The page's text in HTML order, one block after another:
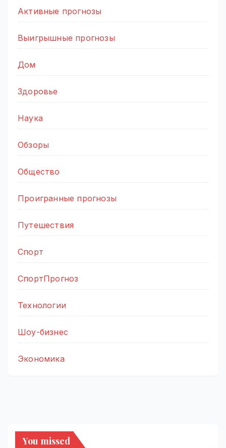
Активные прогнозы
Выигрышные прогнозы
Дом
Здоровье
Наука
Обзоры
Общество
Проигранные прогнозы
Путешествия
Спорт
СпортПрогноз
Технологии
Шоу-бизнес
Экономика
You missed